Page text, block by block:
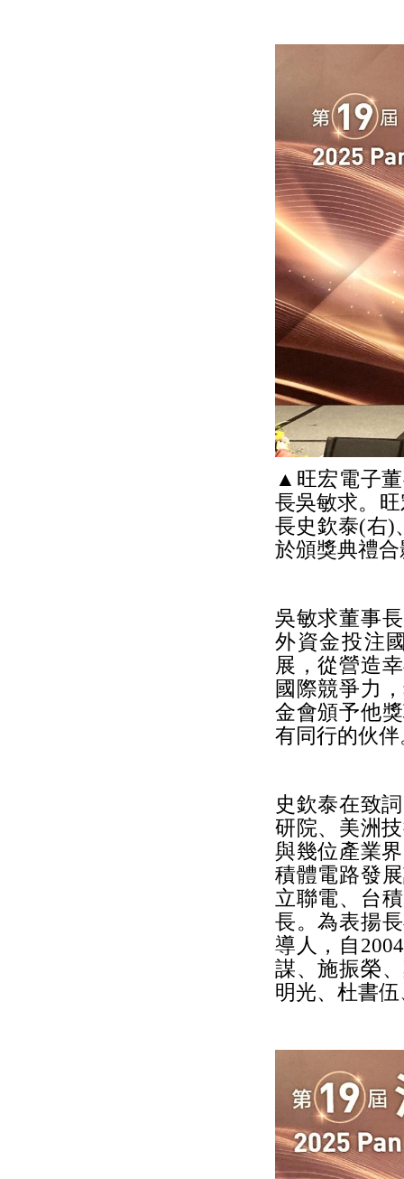
▲旺宏電子
長吳敏求。
長史欽泰(右)
於頒獎典禮
吳敏求董事
外資金投注
展，從營造
國際競爭力
金會頒予他
有同行的伙伴
史欽泰在致
研院、美洲
與幾位產業
積體電路發
立聯電、台
長。為表揚
導人，自
謀、施振榮
明光、杜書